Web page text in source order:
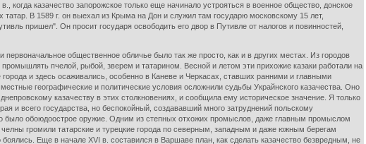
когда казачество запорожское только еще начинало устрояться в военное общество, донское
В 1589 г. он выехал из Крыма на Дон и служил там государю московскому 15 лет,
пришел". Он просит государя освободить его двор в Путивле от налогов и повинностей,
общественное обличье было так же просто, как и в других местах. Из городов
пчелой, рыбой, зверем и татарином. Весной и летом эти прихожие казаки работали на
и здесь осаживались, особенно в Каневе и Черкасах, ставших ранними и главными
географические и политические условия осложнили судьбы Украйнского казачества. Оно
казачеству в этих столкновениях, и сообщила ему историческое значение. Я только
и всего государства, но беспокойный, создававший много затруднений польскому
было обоюдоострое оружие. Одним из степных отхожих промыслов, даже главным промыслом
громили татарские и турецкие города по северным, западным и даже южным берегам
Еще в начале XVI в. составился в Варшаве план, как сделать казачество безвредным, не